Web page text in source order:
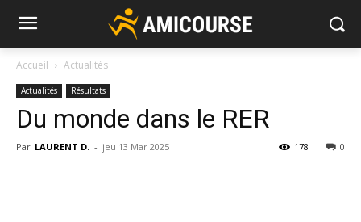
Accueil Actualités
Actualités Résultats
Du monde dans le RER
Par LAURENT D. - jeu 13 Mar 2025 0
178